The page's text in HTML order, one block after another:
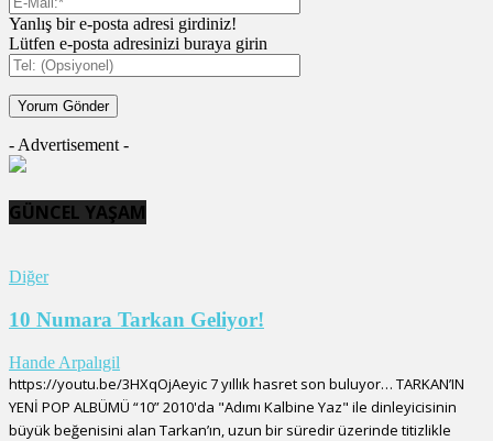
Yanlış bir e-posta adresi girdiniz!
Lütfen e-posta adresinizi buraya girin
- Advertisement -
GÜNCEL YAŞAM
Diğer
10 Numara Tarkan Geliyor!
Hande Arpalıgil
https://youtu.be/3HXqOjAeyic 7 yıllık hasret son buluyor… TARKAN’IN
YENİ POP ALBÜMÜ “10” 2010'da "Adımı Kalbine Yaz" ile dinleyicisinin
büyük beğenisini alan Tarkan’ın, uzun bir süredir üzerinde titizlikle